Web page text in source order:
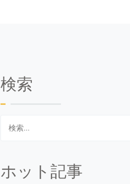
検索
ホット記事